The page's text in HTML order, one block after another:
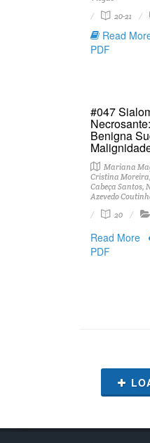
20-21
Read
PDF
#047
Benigna
Mariana
Cristina
Cabeça Santos,
Azevedo
20
Read More
PDF